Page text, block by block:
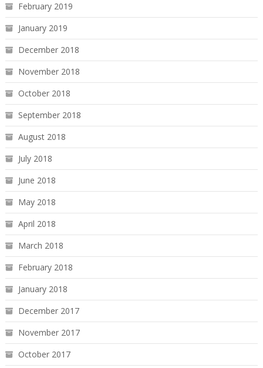
February 2019
January 2019
December 2018
November 2018
October 2018
September 2018
August 2018
July 2018
June 2018
May 2018
April 2018
March 2018
February 2018
January 2018
December 2017
November 2017
October 2017